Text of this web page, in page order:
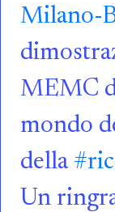
Milano-
MEMC
mondo
della
Un